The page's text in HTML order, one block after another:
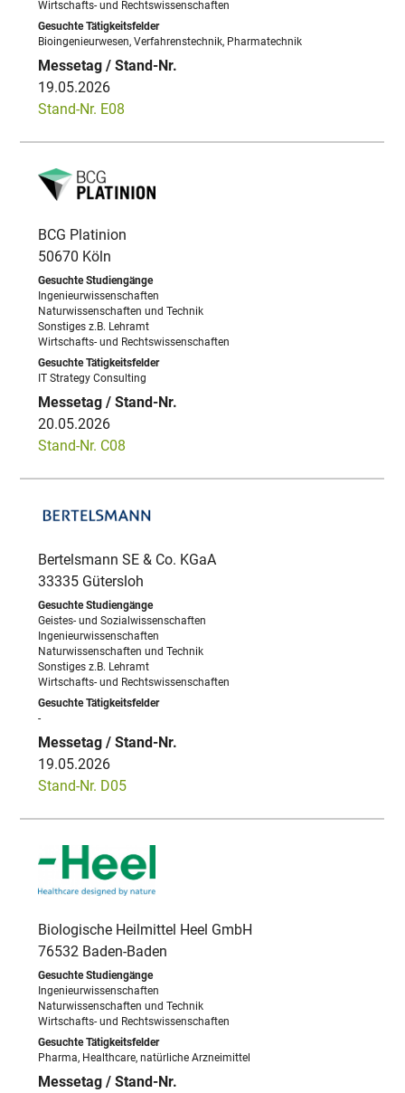
Wirtschafts- und Rechtswissenschaften
Bioingenieurwesen, Verfahrenstechnik, Pharmatechnik
19.05.2026
Stand-Nr. E08
BCG Platinion
50670 Köln
Ingenieurwissenschaften
Naturwissenschaften und Technik
Sonstiges z.B. Lehramt
Wirtschafts- und Rechtswissenschaften
IT Strategy Consulting
20.05.2026
Stand-Nr. C08
Bertelsmann SE & Co. KGaA
33335 Gütersloh
Geistes- und Sozialwissenschaften
Ingenieurwissenschaften
Naturwissenschaften und Technik
Sonstiges z.B. Lehramt
Wirtschafts- und Rechtswissenschaften
-
19.05.2026
Stand-Nr. D05
Biologische Heilmittel Heel GmbH
76532 Baden-Baden
Ingenieurwissenschaften
Naturwissenschaften und Technik
Wirtschafts- und Rechtswissenschaften
Pharma, Healthcare, natürliche Arzneimittel